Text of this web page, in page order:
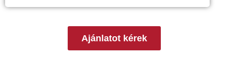
Ajánlatot kérek